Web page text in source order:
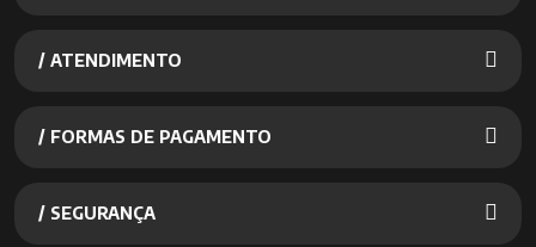
/ ATENDIMENTO
/ FORMAS DE PAGAMENTO
/ SEGURANÇA